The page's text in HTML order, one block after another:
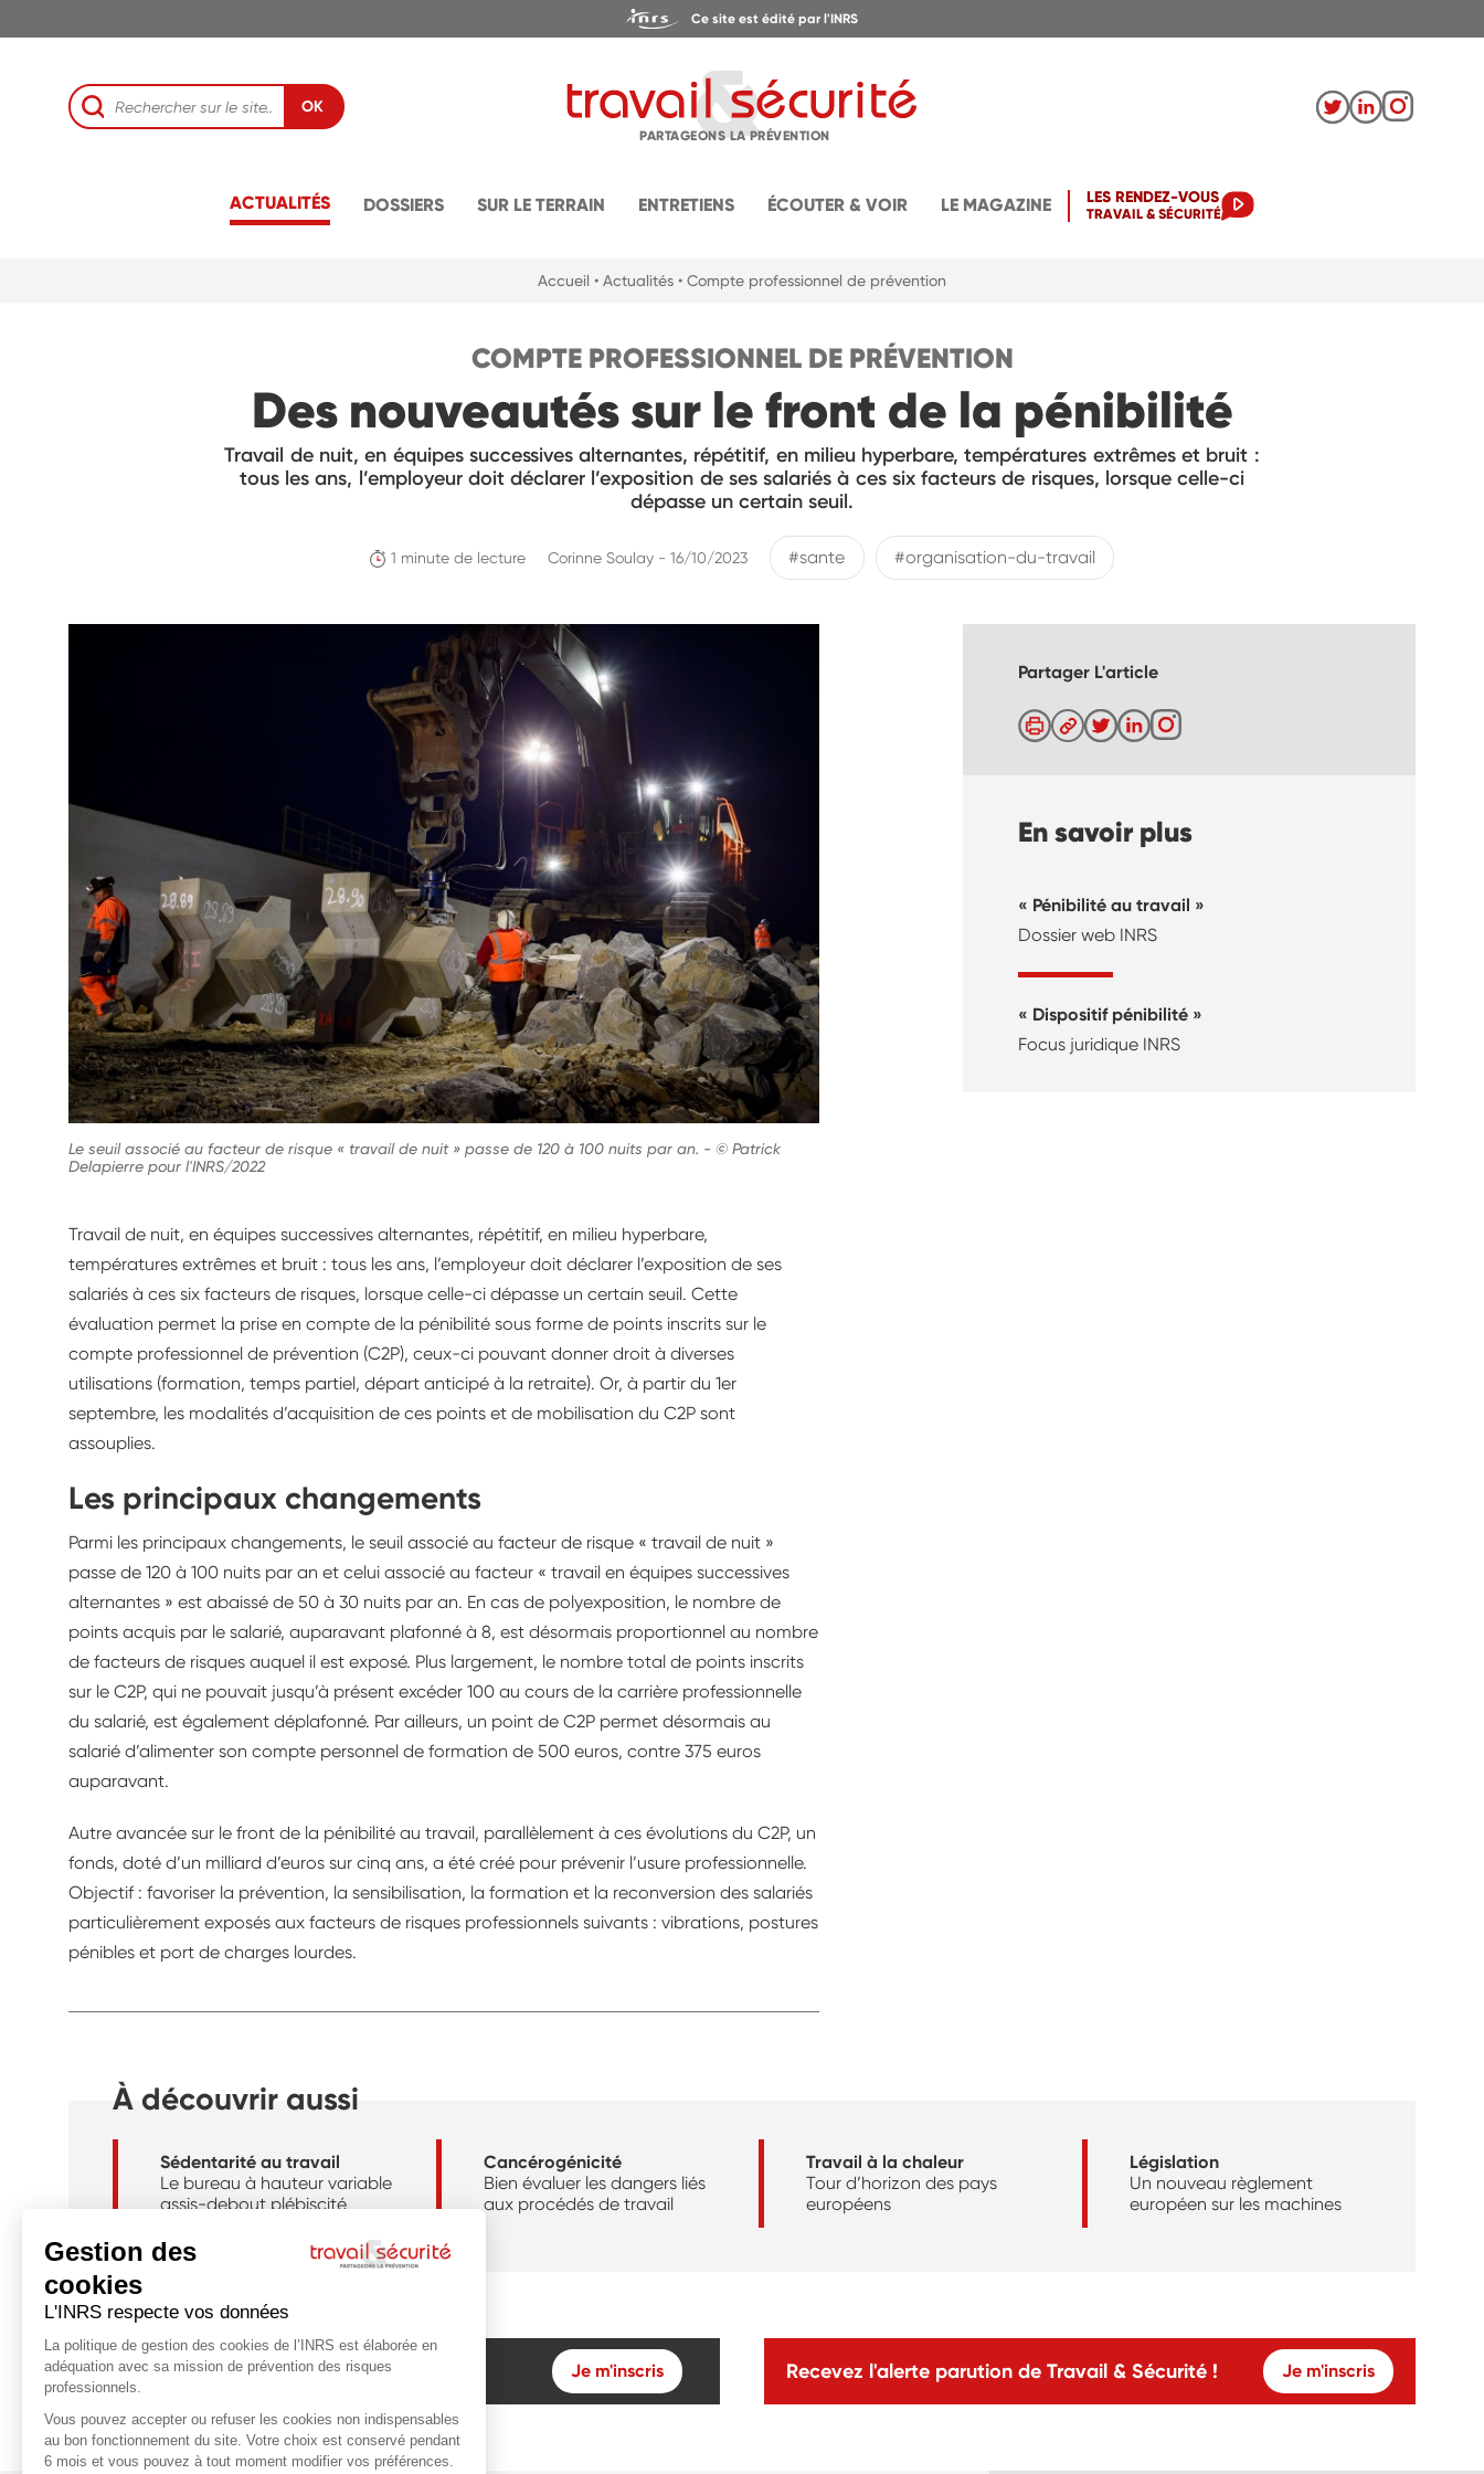
Ce site est édité par l'INRS
OK
PARTAGEONS LA PRÉVENTION
ACTUALITÉS DOSSIERS SUR LE TERRAIN ENTRETIENS ÉCOUTER & VOIR LE MAGAZINE LES RENDEZ-VOUS
TRAVAIL & SÉCURITÉ
Accueil • Actualités • Compte professionnel de prévention
COMPTE PROFESSIONNEL DE PRÉVENTION
Des nouveautés sur le front de la pénibilité
Travail de nuit, en équipes successives alternantes, répétitif, en milieu hyperbare, températures extrêmes et bruit :
tous les ans, l’employeur doit déclarer l’exposition de ses salariés à ces six facteurs de risques, lorsque celle-ci
dépasse un certain seuil.
1 minute de lecture Corinne Soulay - 16/10/2023 #sante #organisation-du-travail
Le seuil associé au facteur de risque « travail de nuit » passe de 120 à 100 nuits par an. - © Patrick
Delapierre pour l'INRS/2022
Travail de nuit, en équipes successives alternantes, répétitif, en milieu hyperbare,
températures extrêmes et bruit : tous les ans, l’employeur doit déclarer l’exposition de ses
salariés à ces six facteurs de risques, lorsque celle-ci dépasse un certain seuil. Cette
évaluation permet la prise en compte de la pénibilité sous forme de points inscrits sur le
compte professionnel de prévention (C2P), ceux-ci pouvant donner droit à diverses
utilisations (formation, temps partiel, départ anticipé à la retraite). Or, à partir du 1er
septembre, les modalités d’acquisition de ces points et de mobilisation du C2P sont
assouplies.
Les principaux changements
Parmi les principaux changements, le seuil associé au facteur de risque « travail de nuit »
passe de 120 à 100 nuits par an et celui associé au facteur « travail en équipes successives
alternantes » est abaissé de 50 à 30 nuits par an. En cas de polyexposition, le nombre de
points acquis par le salarié, auparavant plafonné à 8, est désormais proportionnel au nombre
de facteurs de risques auquel il est exposé. Plus largement, le nombre total de points inscrits
sur le C2P, qui ne pouvait jusqu’à présent excéder 100 au cours de la carrière professionnelle
du salarié, est également déplafonné. Par ailleurs, un point de C2P permet désormais au
salarié d’alimenter son compte personnel de formation de 500 euros, contre 375 euros
auparavant.
Autre avancée sur le front de la pénibilité au travail, parallèlement à ces évolutions du C2P, un
fonds, doté d’un milliard d’euros sur cinq ans, a été créé pour prévenir l’usure professionnelle.
Objectif : favoriser la prévention, la sensibilisation, la formation et la reconversion des salariés
particulièrement exposés aux facteurs de risques professionnels suivants : vibrations, postures
pénibles et port de charges lourdes.
Partager L'article
En savoir plus
Pénibilité au travail
Dossier web INRS
Dispositif pénibilité
Focus juridique INRS
À découvrir aussi
Sédentarité au travail
Le bureau à hauteur variable
assis-debout plébiscité
Cancérogénicité
Bien évaluer les dangers liés
aux procédés de travail
Travail à la chaleur
Tour d’horizon des pays
européens
Législation
Un nouveau règlement
européen sur les machines
Abonnez-vous à la newsletter de l'INRS ! Je m'inscris Recevez l'alerte parution de Travail & Sécurité ! Je m'inscris